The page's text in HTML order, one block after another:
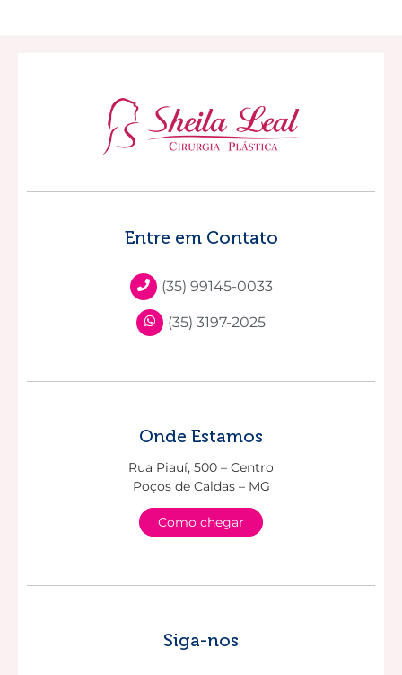
Entre em Contato
(35) 99145-0033
(35) 3197-2025
Onde Estamos
Rua Piauí, 500 – Centro
Poços de Caldas – MG
Como chegar
Siga-nos